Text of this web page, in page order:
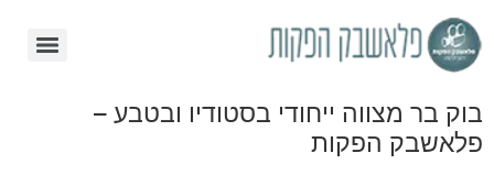
בוק בר מצווה ייחודי בסטודיו ובטבע –
פלאשבק הפקות